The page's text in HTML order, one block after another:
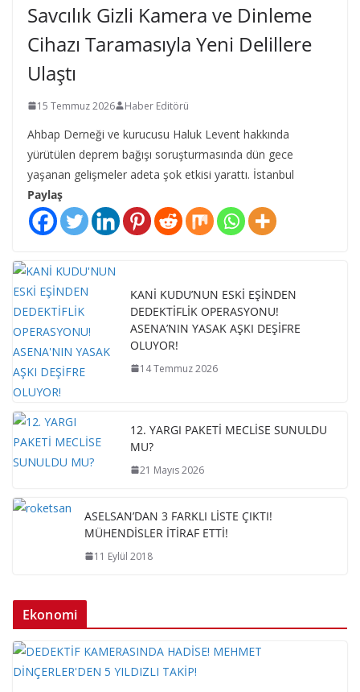
Savcılık Gizli Kamera ve Dinleme
Cihazı Taramasıyla Yeni Delillere
Ulaştı
15 Temmuz 2026 Haber Editörü
Ahbap Derneği ve kurucusu Haluk Levent hakkında
yürütülen deprem bağışı soruşturmasında dün gece
yaşanan gelişmeler adeta şok etkisi yarattı. İstanbul
Paylaş
KANİ KUDU’NUN ESKİ EŞİNDEN
DEDEKTİFLİK OPERASYONU!
ASENA’NIN YASAK AŞKI DEŞİFRE
OLUYOR!
14 Temmuz 2026
12. YARGI PAKETİ MECLİSE SUNULDU
MU?
21 Mayıs 2026
ASELSAN’DAN 3 FARKLI LİSTE ÇIKTI!
MÜHENDİSLER İTİRAF ETTİ!
11 Eylül 2018
Ekonomi